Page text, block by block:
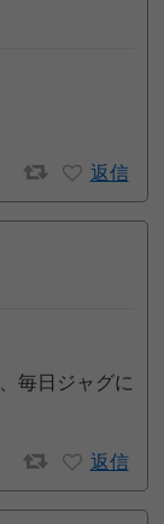
返信
毎日ジャグに
返信